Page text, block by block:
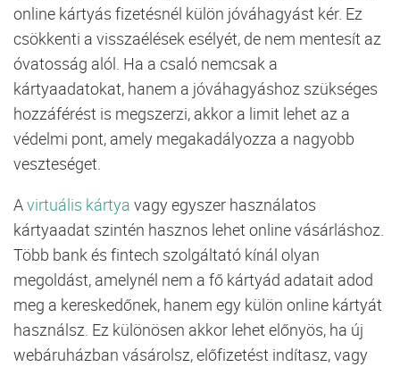
online kártyás fizetésnél külön jóváhagyást kér. Ez
csökkenti a visszaélések esélyét, de nem mentesít az
óvatosság alól. Ha a csaló nemcsak a
kártyaadatokat, hanem a jóváhagyáshoz szükséges
hozzáférést is megszerzi, akkor a limit lehet az a
védelmi pont, amely megakadályozza a nagyobb
veszteséget.
Avirtuális kártya vagy egyszer használatos
kártyaadat szintén hasznos lehet online vásárláshoz.
Több bank és fintech szolgáltató kínál olyan
megoldást, amelynél nem a fő kártyád adatait adod
meg a kereskedőnek, hanem egy külön online kártyát
használsz. Ez különösen akkor lehet előnyös, ha új
webáruházban vásárolsz, előfizetést indítasz, vagy